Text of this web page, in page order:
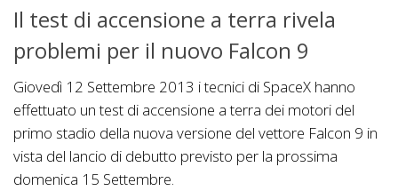
Il test di accensione a terra rivela
problemi per il nuovo Falcon 9
Giovedì 12 Settembre 2013 i tecnici di SpaceX hanno
effettuato un test di accensione a terra dei motori del
primo stadio della nuova versione del vettore Falcon 9 in
vista del lancio di debutto previsto per la prossima
domenica 15 Settembre.